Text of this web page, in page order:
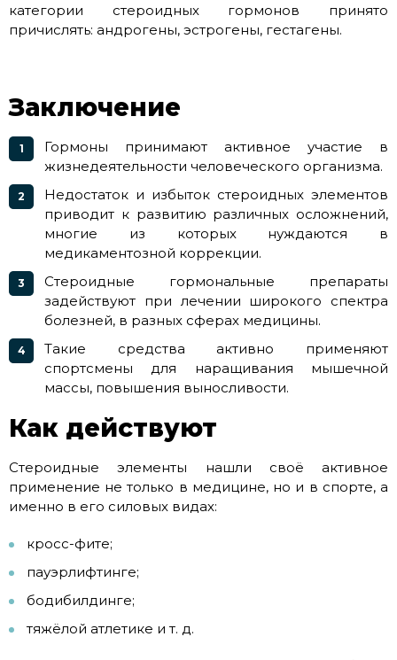
категории стероидных гормонов принято
причислять: андрогены, эстрогены, гестагены.
Заключение
Гормоны принимают активное участие в
жизнедеятельности человеческого организма.
Недостаток и избыток стероидных элементов
приводит к развитию различных осложнений,
многие из которых нуждаются в
медикаментозной коррекции.
Стероидные гормональные препараты
задействуют при лечении широкого спектра
болезней, в разных сферах медицины.
Такие средства активно применяют
спортсмены для наращивания мышечной
массы, повышения выносливости.
Как действуют
Стероидные элементы нашли своё активное
применение не только в медицине, но и в спорте, а
именно в его силовых видах:
кросс-фите;
пауэрлифтинге;
бодибилдинге;
тяжёлой атлетике и т. д.